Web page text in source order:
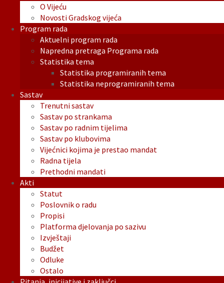
O Vijeću
Novosti Gradskog vijeća
Program rada
Aktuelni program rada
Napredna pretraga Programa rada
Statistika tema
Statistika programiranih tema
Statistika neprogramiranih tema
Sastav
Trenutni sastav
Sastav po strankama
Sastav po radnim tijelima
Sastav po klubovima
Vijećnici kojima je prestao mandat
Radna tijela
Prethodni mandati
Akti
Statut
Poslovnik o radu
Propisi
Platforma djelovanja po sazivu
Izvještaji
Budžet
Odluke
Ostalo